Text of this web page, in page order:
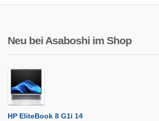
Neu bei Asaboshi im Shop
HP EliteBook 8 G1i 14